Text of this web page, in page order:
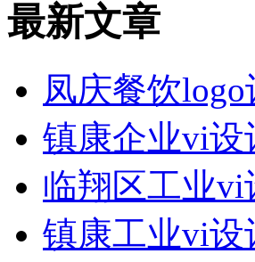
最新文章
凤庆餐饮
镇康企业vi设
临翔区工业
镇康工业vi设